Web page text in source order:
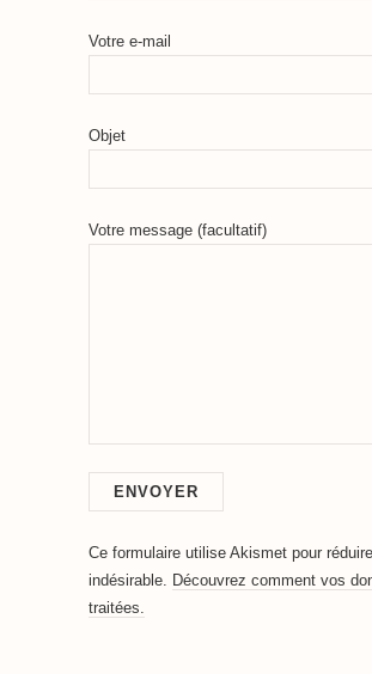
Votre e-mail
Objet
Votre message (facultatif)
Ce formulaire utilise Akismet pour
indésirable.
Découvrez comment vos
traitées.